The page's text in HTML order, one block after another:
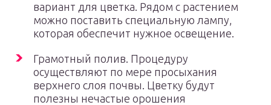
вариант для цветка. Рядом с растением
можно поставить специальную лампу,
которая обеспечит нужное освещение.
Грамотный полив. Процедуру
осуществляют по мере просыхания
верхнего слоя почвы. Цветку будут
полезны нечастые орошения